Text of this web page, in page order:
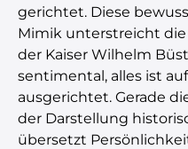
gerichtet. Diese
Mimik unterstreicht
der Kaiser Wilhelm
sentimental, alles ist
ausgerichtet. Gerade
der Darstellung
übersetzt